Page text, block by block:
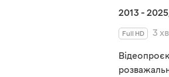
2013 - 2025
Full HD
3